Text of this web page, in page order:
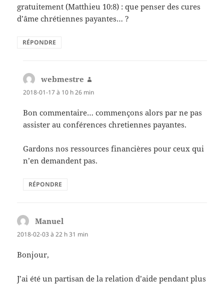
gratuitement (Matthieu 10:8) : que penser des cures
d’âme chrétiennes payantes… ?
RÉPONDRE
webmestre
2018-01-17 à 10 h 26 min
Bon commentaire… commençons alors par ne pas
assister au conférences chretiennes payantes.
Gardons nos ressources financières pour ceux qui
n’en demandent pas.
RÉPONDRE
Manuel
2018-02-03 à 22 h 31 min
Bonjour,
J’ai été un partisan de la relation d’aide pendant plus